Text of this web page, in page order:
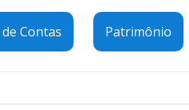
Contas Patrimônio